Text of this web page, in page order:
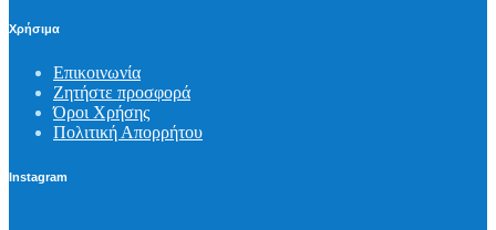
Χρήσιμα
Επικοινωνία
Ζητήστε προσφορά
Όροι Χρήσης
Πολιτική Απορρήτου
Instagram